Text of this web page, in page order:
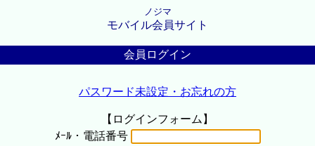
ノジマ
モバイル会員サイト
会員ログイン
パスワード未設定・お忘れの方
【ログインフォーム】
ﾒｰﾙ・電話番号